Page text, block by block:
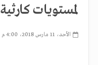
لمستويات كارثية
الأحد، 11 مارس 2018، 4:00 م